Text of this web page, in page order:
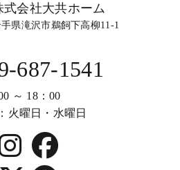
式会社大共ホーム
県滝沢市鵜飼下高柳11-1
687-1541
～ 18：00
火曜日・水曜日